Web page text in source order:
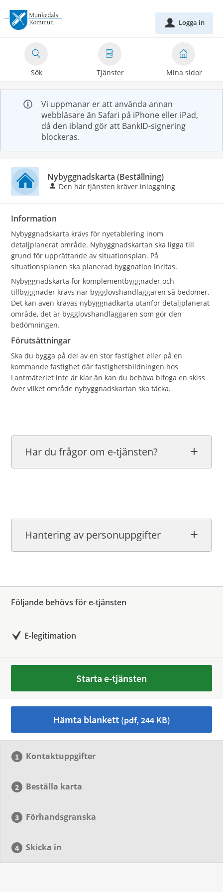
till
tjänster
Munkedals
kommun
Sök Tjänster Mina sidor
u Logga in
Vi uppmanar er att använda annan
webbläsare än Safari på iPhone eller iPad,
då den ibland gör att BankID-signering
blockeras.
Nybyggnadskarta (Beställning)
Den här tjänsten kräver inloggning
Information
Nybyggnadskarta krävs för nyetablering inom
detaljplanerat område. Nybyggnadskartan ska ligga till
grund för upprättande av situationsplan. På
situationsplanen ska planerad byggnation inritas.
Nybyggnadskarta för komplementbyggnader och
tillbyggnader krävs när bygglovshandläggaren så bedömer.
Det kan även krävas nybyggnadkarta utanför detaljplanerat
område, det är bygglovshandläggaren som gör den
bedömningen.
Förutsättningar
Ska du bygga på del av en stor fastighet eller på en
kommande fastighet där fastighetsbildningen hos
Lantmäteriet inte är klar än kan du behöva bifoga en skiss
över vilket område nybyggnadskartan ska täcka.
Har du frågor om e-tjänsten?
Hantering av personuppgifter
Följande behövs för e-tjänsten
E-legitimation
Starta e-tjänsten
Hämta blankett(pdf, 244 KB)
Kontaktuppgifter
Beställa karta
Förhandsgranska
Skicka in